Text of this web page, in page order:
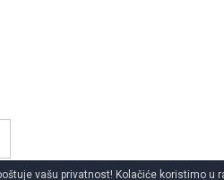
vašu privatnost! Kolačiće koristimo